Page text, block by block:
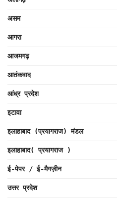
असम
आगरा
आजमगढ़
आतंकवाद
आंध्र प्रदेश
इटावा
इलाहाबाद (प्रयागराज) मंडल
इलाहाबाद( प्रयागराज )
ई-पेपर / ई-मैगज़ीन
उत्तर प्रदेश